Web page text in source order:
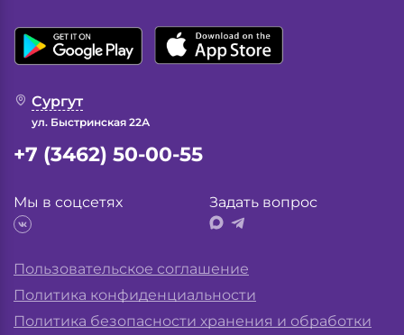
Сургут
ул. Быстринская 22А
+7 (3462) 50-00-55
Мы в соцсетях Задать вопрос
Пользовательское соглашение
Политика конфиденциальности
Политика безопасности хранения и обработки